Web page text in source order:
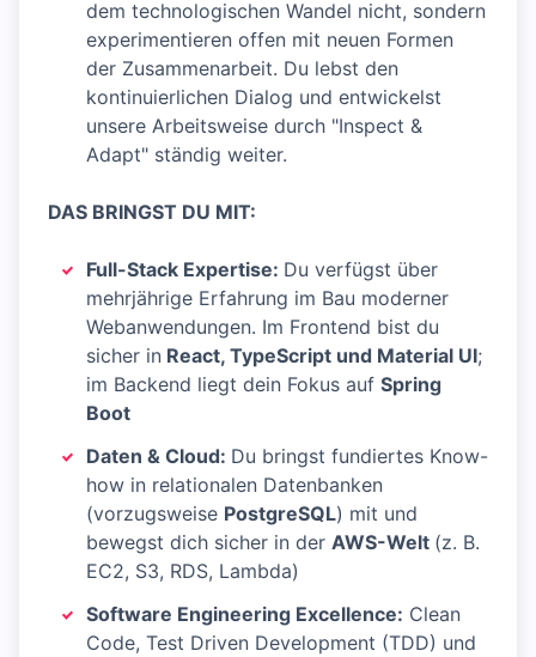
dem technologischen Wandel nicht, sondern
experimentieren offen mit neuen Formen
der Zusammenarbeit. Du lebst den
kontinuierlichen Dialog und entwickelst
unsere Arbeitsweise durch "Inspect &
Adapt" ständig weiter.
DAS BRINGST DU MIT:
Full-Stack Expertise: Du verfügst über
mehrjährige Erfahrung im Bau moderner
Webanwendungen. Im Frontend bist du
sicher in React, TypeScript und Material UI;
im Backend liegt dein Fokus auf Spring
Boot
Daten & Cloud: Du bringst fundiertes Know-
how in relationalen Datenbanken
(vorzugsweise PostgreSQL) mit und
bewegst dich sicher in der AWS-Welt (z. B.
EC2, S3, RDS, Lambda)
Software Engineering Excellence: Clean
Code, Test Driven Development (TDD) und